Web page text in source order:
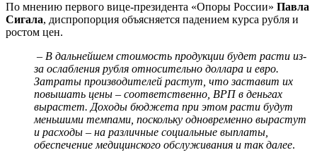
По мнению первого вице-президента «Опоры России» Павла
Сигала, диспропорция объясняется падением курса рубля и
ростом цен.
– В дальнейшем стоимость продукции будет расти из-
за ослабления рубля относительно доллара и евро.
Затраты производителей растут, что заставит их
повышать цены – соответственно, ВРП в деньгах
вырастет. Доходы бюджета при этом расти будут
меньшими темпами, поскольку одновременно вырастут
и расходы – на различные социальные выплаты,
обеспечение медицинского обслуживания и так далее.